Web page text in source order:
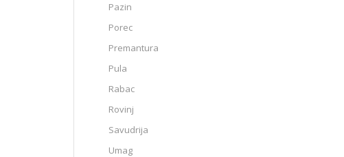
Pazin
Porec
Premantura
Pula
Rabac
Rovinj
Savudrija
Umag